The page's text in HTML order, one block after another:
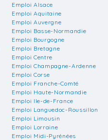
Emploi Alsace
Emploi Aquitaine
Emploi Auvergne
Emploi Basse-Normandie
Emploi Bourgogne
Emploi Bretagne
Emploi Centre
Emploi Champagne-Ardenne
Emploi Corse
Emploi Franche-Comté
Emploi Haute-Normandie
Emploi Ile-de-France
Emploi Languedoc-Roussillon
Emploi Limousin
Emploi Lorraine
Emploi Midi-Pyrénées